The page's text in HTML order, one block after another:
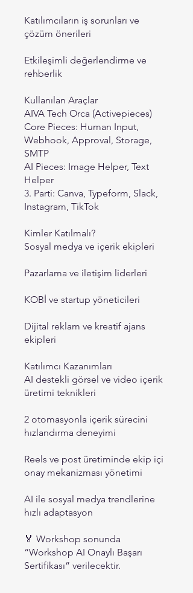
Katılımcıların iş sorunları ve
çözüm önerileri
Etkileşimli değerlendirme ve
rehberlik
Kullanılan Araçlar
AIVA Tech Orca (Activepieces)
Core Pieces: Human Input,
Webhook, Approval, Storage,
SMTP
AI Pieces: Image Helper, Text
Helper
3. Parti: Canva, Typeform, Slack,
Instagram, TikTok
Kimler Katılmalı?
Sosyal medya ve içerik ekipleri
Pazarlama ve iletişim liderleri
KOBİ ve startup yöneticileri
Dijital reklam ve kreatif ajans
ekipleri
Katılımcı Kazanımları
AI destekli görsel ve video içerik
üretimi teknikleri
2 otomasyonla içerik sürecini
hızlandırma deneyimi
Reels ve post üretiminde ekip içi
onay mekanizması yönetimi
AI ile sosyal medya trendlerine
hızlı adaptasyon
🏅 Workshop sonunda
“Workshop AI Onaylı Başarı
Sertifikası” verilecektir.